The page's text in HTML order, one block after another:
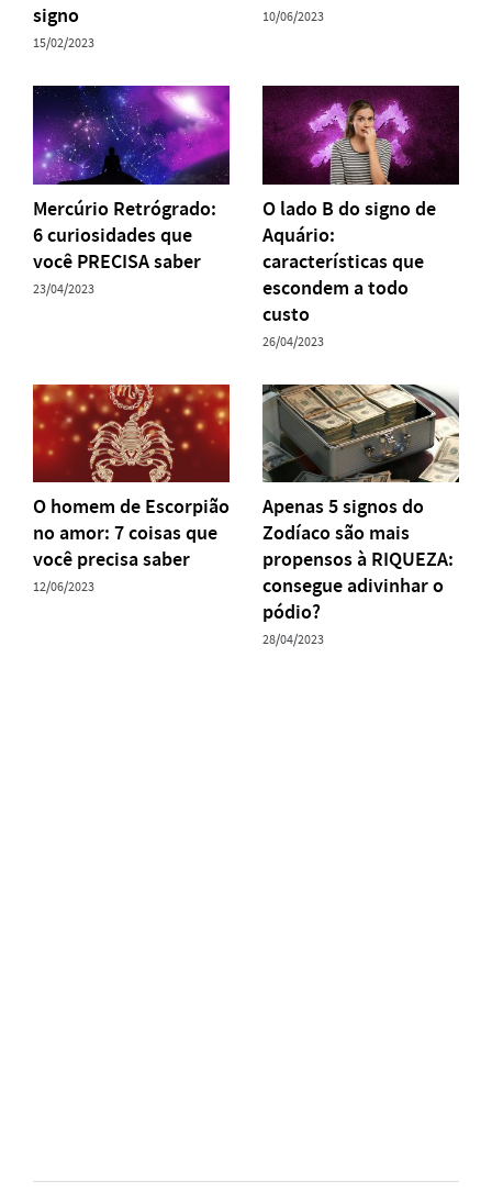
signo
15/02/2023
10/06/2023
Mercúrio Retrógrado:
6 curiosidades que
você PRECISA saber
23/04/2023
O lado B do signo de
Aquário:
características que
escondem a todo
custo
26/04/2023
O homem de Escorpião
no amor: 7 coisas que
você precisa saber
12/06/2023
Apenas 5 signos do
Zodíaco são mais
propensos à RIQUEZA:
consegue adivinhar o
pódio?
28/04/2023